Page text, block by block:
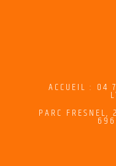
ACCUEIL : 04
PARC FRESNEL, 2